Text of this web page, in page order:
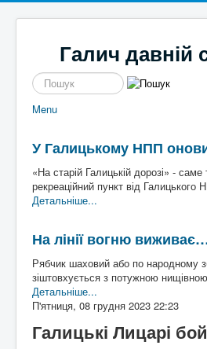
Галич давній
пошук
Menu
ЕкономікаІ сміх і
Кримінал
Так сі не робе
Наше містоЧим жиє
СпортТо сила
Культура
ВолонтерствоЧас для
Надзвичайні подіїШо сі
ПостатіХто там
Художники
Діячі
У Галицькому НПП
«На старій Галицькій дорозі» -
рекреаційний пункт від Галицького
Детальніше...
На лінії вогню
Рябчик шаховий або по народному
зіштовхується з потужною
Детальніше...
П'ятниця, 08 грудня 2023 22:23
Галицькі Лицарі